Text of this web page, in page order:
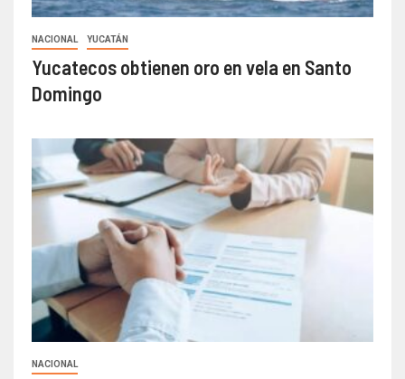
NACIONAL YUCATÁN
Yucatecos obtienen oro en vela en Santo
Domingo
NACIONAL